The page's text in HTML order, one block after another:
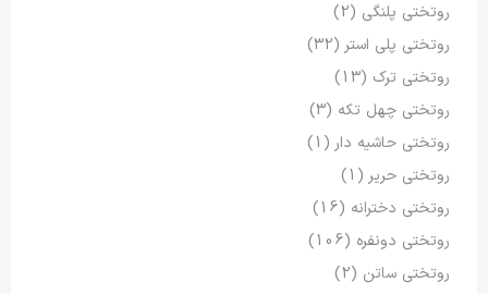
روتختی پلنگی (2)
روتختی پلی استر(32)
روتختی ترک (13)
روتختی چهل تکه (3)
روتختی حاشیه دار(1)
روتختی حریر(1)
روتختی دخترانه (16)
روتختی دونفره (106)
روتختی ساتن (2)